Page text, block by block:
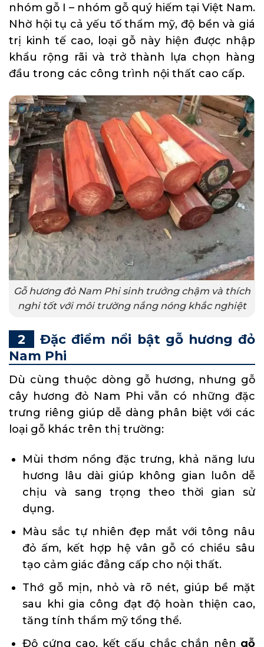
nhóm gỗ I – nhóm gỗ quý hiếm tại Việt Nam.
Nhờ hội tụ cả yếu tố thẩm mỹ, độ bền và giá
trị kinh tế cao, loại gỗ này hiện được nhập
khẩu rộng rãi và trở thành lựa chọn hàng
đầu trong các công trình nội thất cao cấp.
Gỗ hương đỏ Nam Phi sinh trưởng chậm và thích
nghi tốt với môi trường nắng nóng khắc nghiệt
Đặc điểm nổi bật gỗ hương đỏ
Nam Phi
Dù cùng thuộc dòng gỗ hương, nhưng gỗ
cây hương đỏ Nam Phi vẫn có những đặc
trưng riêng giúp dễ dàng phân biệt với các
loại gỗ khác trên thị trường:
Mùi thơm nồng đặc trưng, khả năng lưu
hương lâu dài giúp không gian luôn dễ
chịu và sang trọng theo thời gian sử
dụng.
Màu sắc tự nhiên đẹp mắt với tông nâu
đỏ ấm, kết hợp hệ vân gỗ có chiều sâu
tạo cảm giác đẳng cấp cho nội thất.
Thớ gỗ mịn, nhỏ và rõ nét, giúp bề mặt
sau khi gia công đạt độ hoàn thiện cao,
tăng tính thẩm mỹ tổng thể.
Độ cứng cao, kết cấu chắc chắn nên gỗ